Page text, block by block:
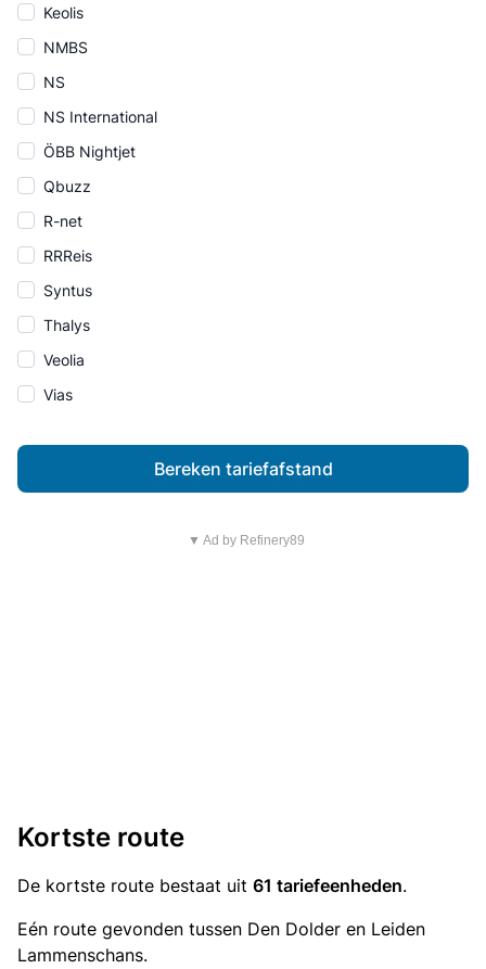
Keolis
NMBS
NS
NS International
ÖBB Nightjet
Qbuzz
R-net
RRReis
Syntus
Thalys
Veolia
Vias
Bereken tariefafstand
▼ Ad by Refinery89
Kortste route
De kortste route bestaat uit 61 tariefeenheden.
Eén route gevonden tussen Den Dolder en Leiden
Lammenschans.